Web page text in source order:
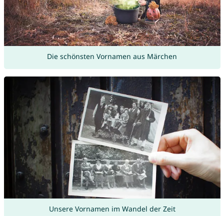
Die schönsten Vornamen aus Märchen
Unsere Vornamen im Wandel der Zeit